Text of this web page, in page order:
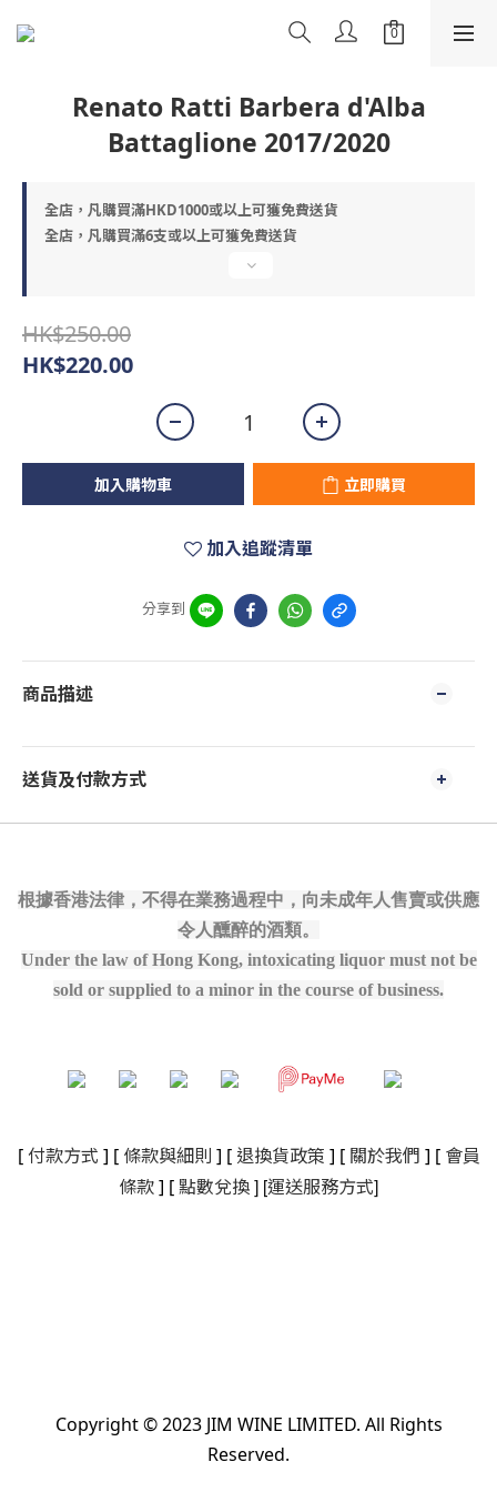
Renato Ratti Barbera d'Alba
Battaglione 2017/2020
全店，凡購買滿HKD1000或以上可獲免費送貨
全店，凡購買滿6支或以上可獲免費送貨
HK$250.00
HK$220.00
加入購物車 立即購買
加入追蹤清單
分享到
商品描述
送貨及付款方式
根據香港法律，不得在業務過程中，向未成年人售賣或供應
令人醺醉的酒類。
Under the law of Hong Kong, intoxicating liquor must not be
sold or supplied to a minor in the course of business.
[ 付款方式 ] [ 條款與細則 ] [ 退換貨政策 ] [ 關於我們 ] [ 會員
條款] [點數兌換] [運送服務方式]
Copyright © 2023 JIM WINE LIMITED. All Rights
Reserved.